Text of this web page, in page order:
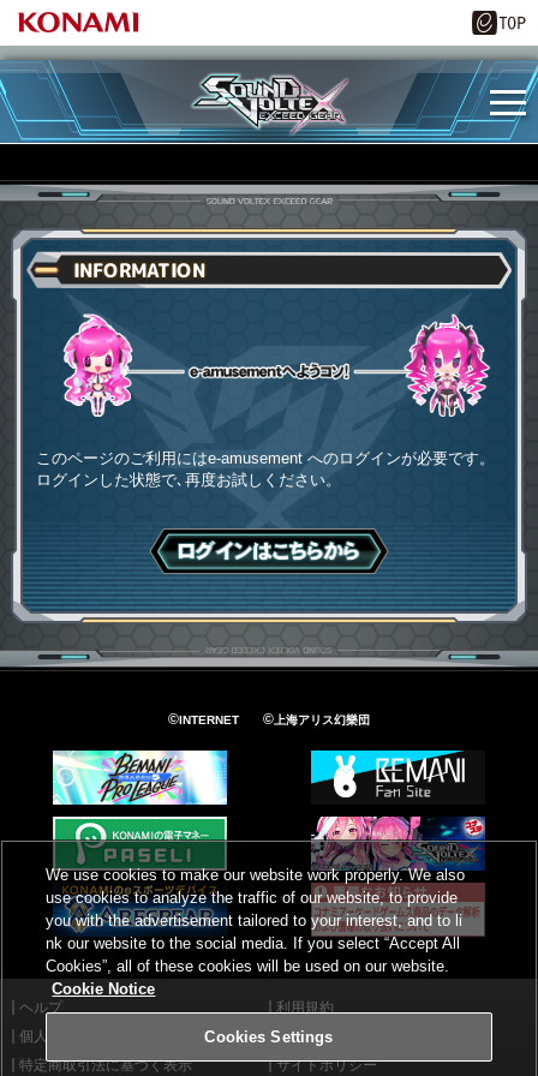
INFORMATION
このページのご利用にはe-amusement へのログインが必要です。
ログインした状態で､再度お試しください。
ログインはこちら
©INTERNET ©上海アリス幻樂団
ヘルプ
利用規約
個人情報等保護方針
外部送信について
特定商取引法に基づく表示
サイトポリシー
We use cookies to make our website work properly. We also
use cookies to analyze the traffic of our website, to provide
you with the advertisement tailored to your interest, and to li
nk our website to the social media. If you select “Accept All
Cookies”, all of these cookies will be used on our website.
Cookie Notice
Cookies Settings